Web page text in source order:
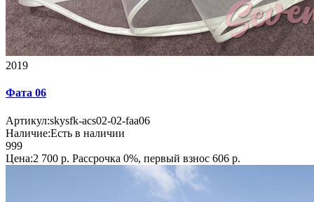
2019
Фата 06
Артикул:skysfk-acs02-02-faa06
Наличие:Есть в наличии
999
Цена:2 700 р. Рассрочка 0%, первый взнос 606 р.